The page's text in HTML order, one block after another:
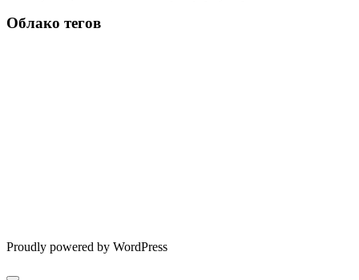
Облако тегов
Proudly powered by WordPress